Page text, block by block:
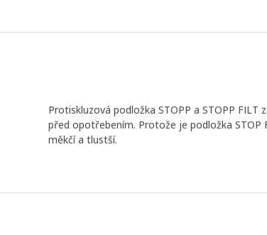
Protiskluzová podložka STOPP a STOPP
před opotřebením. Protože je podložka STOP
měkčí a tlustší.